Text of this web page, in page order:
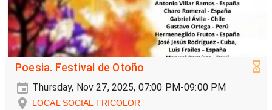
Poesia. Festival de Otoño
Thursday, Nov 27, 2025, 07:00 PM-09:00 PM
LOCAL SOCIAL TRICOLOR